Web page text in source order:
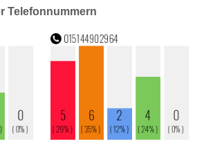
Telefonnummern